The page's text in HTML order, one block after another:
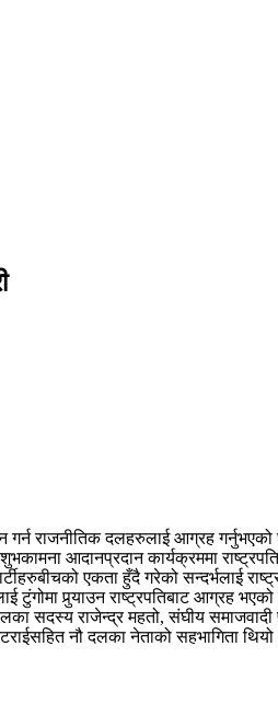
गर्न राजनीतिक दलहरुलाई आग्रह
आदानप्रदान कार्यक्रममा
एकता हुँदै गरेको सन्दर्भलाई
पुर्‍याउन राष्ट्रपतिबाट आग्रह
सदस्य राजेन्द्र महतो, संघीय समाजवादी
नौ दलका नेताको सहभागिता